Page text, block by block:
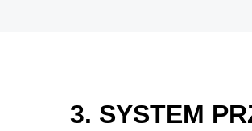
3. SYSTEM